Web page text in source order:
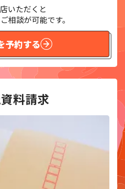
いただくと
相談が可能です。
予約する
資料請求